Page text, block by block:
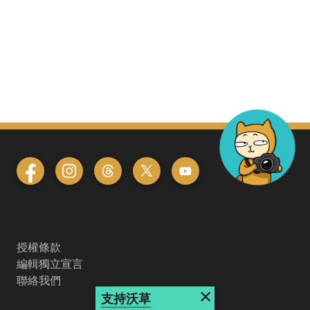
授權條款
編輯獨立宣言
聯絡我們
支持沃草 ×